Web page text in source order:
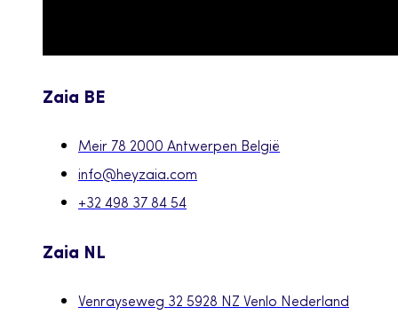
Zaia BE
Meir 78 2000 Antwerpen België
info@heyzaia.com
+32 498 37 84 54
Zaia NL
Venrayseweg 32 5928 NZ Venlo Nederland